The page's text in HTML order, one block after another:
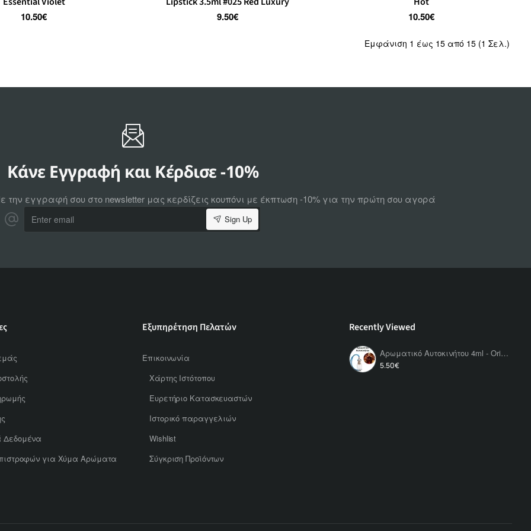
10.50€
9.50€
10.50€
Εμφάνιση 1 έως 15 από 15 (1 Σελ.)
Κάνε Εγγραφή και Κέρδισε -10%
εγγραφή σου στο newsletter μας κερδίζεις κουπόνι με έκπτωση -10% για την πρώτη σου αγορά
email
Sign Up
Δεδομένα
για Χύμα Αρώματα
Εξυπηρέτηση Πελατών
Επικοινωνία
Χάρτης Ιστότοπου
Ευρετήριο Κατασκευαστών
Ιστορικό παραγγελιών
Wishlist
Σύγκριση Προϊόντων
Recently Viewed
Αρωματικό Αυτοκινήτου 4ml - Orion Classic Women
5.50€